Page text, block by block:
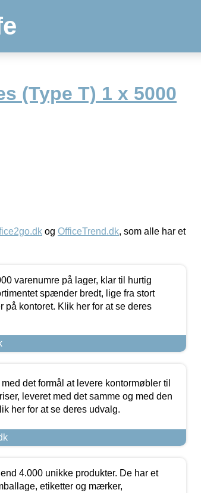
(Type T) 1 x 5000
og OfficeTrend.dk, som alle har et
varenumre på lager, klar til hurtig
spænder bredt, lige fra stort
på kontoret. Klik her for at se deres
det formål at levere kontormøbler til
leveret med det samme og med den
her for at se deres udvalg.
4.000 unikke produkter. De har et
etiketter og mærker,